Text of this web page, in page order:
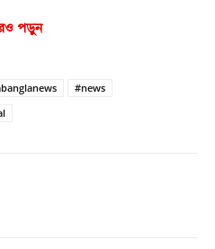
পড়ুন
#news